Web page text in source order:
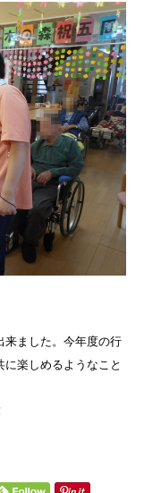
来ました。今年度の行
楽しめるようなこと